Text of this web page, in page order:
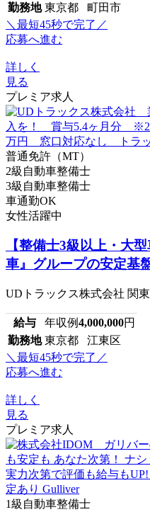
勤務地 東京都 町田市
＼最短45秒で完了／
応募へ進む
詳しく
見る
プレミア求人
普通免許（MT）
2級自動車整備士
3級自動車整備士
車通勤OK
女性活躍中
【整備士3級以上・大
車』グループの安定基
UDトラックス株式会社 関
給与 年収例4,000,000円
勤務地 東京都 江東区
＼最短45秒で完了／
応募へ進む
詳しく
見る
プレミア求人
1級自動車整備士